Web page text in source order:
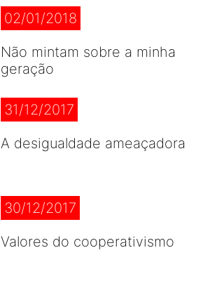
02/01/2018
Não mintam sobre a minha
geração
31/12/2017
A desigualdade ameaçadora
30/12/2017
Valores do cooperativismo